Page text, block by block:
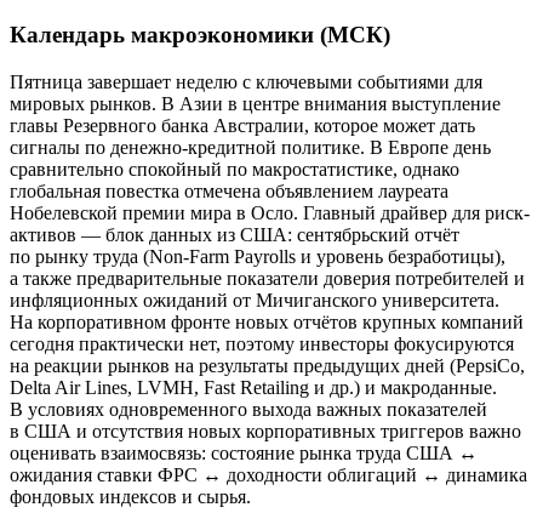
Календарь макроэкономики (МСК)
Пятница завершает неделю с ключевыми событиями для
мировых рынков. В Азии в центре внимания выступление
главы Резервного банка Австралии, которое может дать
сигналы по денежно-кредитной политике. В Европе день
сравнительно спокойный по макростатистике, однако
глобальная повестка отмечена объявлением лауреата
Нобелевской премии мира в Осло. Главный драйвер для риск-
активов — блок данных из США: сентябрьский отчёт
по рынку труда (Non-Farm Payrolls и уровень безработицы),
а также предварительные показатели доверия потребителей и
инфляционных ожиданий от Мичиганского университета.
На корпоративном фронте новых отчётов крупных компаний
сегодня практически нет, поэтому инвесторы фокусируются
на реакции рынков на результаты предыдущих дней (PepsiCo,
Delta Air Lines, LVMH, Fast Retailing и др.) и макроданные.
В условиях одновременного выхода важных показателей
в США и отсутствия новых корпоративных триггеров важно
оценивать взаимосвязь: состояние рынка труда США ↔
ожидания ставки ФРС ↔ доходности облигаций ↔ динамика
фондовых индексов и сырья.